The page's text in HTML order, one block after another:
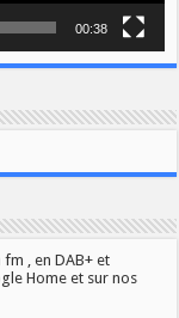
00:38
fm , en DAB+ et
Home et sur nos